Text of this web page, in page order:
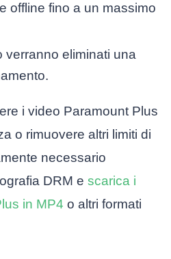
offline fino a un massimo
verranno eliminati una
i video Paramount Plus
o rimuovere altri limiti di
necessario
DRM e scarica i
in MP4 o altri formati